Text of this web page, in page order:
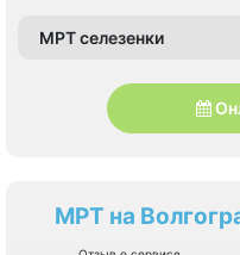
МРТ селезенки
МРТ на